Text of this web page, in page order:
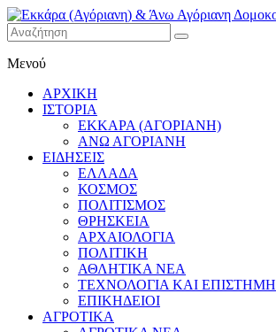
Εκκάρα
(Αγόριανη)
& Άνω
Αγόριανη
Δομοκού
Φθιώτιδος
Μενού
ΑΡΧΙΚΗ
ΙΣΤΟΡΙΑ
ΕΚΚΑΡΑ (ΑΓΟΡΙΑΝΗ)
ΑΝΩ ΑΓΟΡΙΑΝΗ
ΕΙΔΗΣΕΙΣ
ΕΛΛΑΔΑ
ΚΟΣΜΟΣ
ΠΟΛΙΤΙΣΜΟΣ
ΘΡΗΣΚΕΙΑ
ΑΡΧΑΙΟΛΟΓΙΑ
ΠΟΛΙΤΙΚΗ
ΑΘΛΗΤΙΚΑ ΝΕΑ
ΤΕΧΝΟΛΟΓΙΑ ΚΑΙ ΕΠΙΣΤΗΜΗ
ΕΠΙΚΗΔΕΙΟΙ
ΑΓΡΟΤΙΚΑ